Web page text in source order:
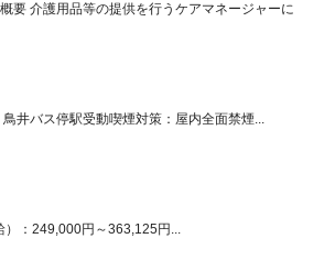
要 介護用品等の提供を行うケアマネージャーに
井バス停駅受動喫煙対策：屋内全面禁煙...
）：249,000円～363,125円...